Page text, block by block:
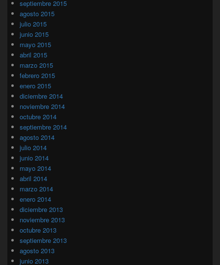
septiembre 2015
agosto 2015
julio 2015
junio 2015
mayo 2015
abril 2015
marzo 2015
febrero 2015
enero 2015
diciembre 2014
noviembre 2014
octubre 2014
septiembre 2014
agosto 2014
julio 2014
junio 2014
mayo 2014
abril 2014
marzo 2014
enero 2014
diciembre 2013
noviembre 2013
octubre 2013
septiembre 2013
agosto 2013
junio 2013